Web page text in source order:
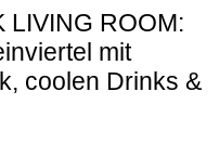
LIVING ROOM:
mit
coolen Drinks &